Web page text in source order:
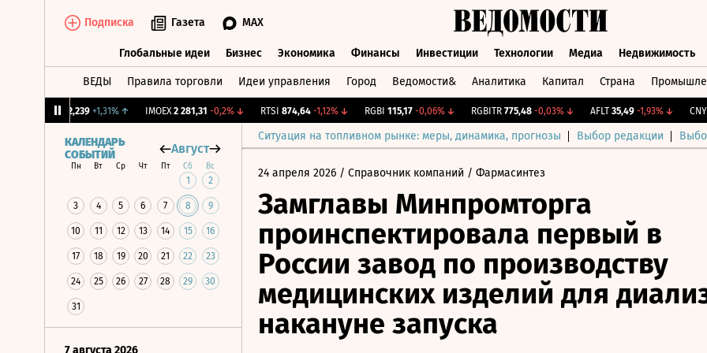
Подписка Газета MAX
Глобальные идеи Бизнес Экономика Финансы Инвестиции Технологии Медиа Недвижимость
ВЕДЫ Правила торговли Идеи управления Город Ведомости& Аналитика Капитал Страна
12,239 +1,31%↑ IMOEX 2 281,31 -0,2%↓ RTSI 874,64 -1,12% ↓ RGBI 115,17 -0,06%↓ RGBITR 775,48 -0,03%↓ AFLT 35,49 -1,93%↓ CNY
Ситуация на топливном рынке: меры, динамика, прогнозы Выбор редакции
КАЛЕНДАРЬ
СОБЫТИЙ
Август
Пн Вт Ср Чт Пт Сб Вс
1 2
3 4 5 6 7 8 9
10 11 12 13 14 15 16
17 18 19 20 21 22 23
24 25 26 27 28 29 30
31
7 августа 2026
24 апреля 2026 / Справочник компаний / Фармасинтез
Замглавы Минпромторга
проинспектировала первый в
России завод по производству
медицинских изделий для
накануне запуска